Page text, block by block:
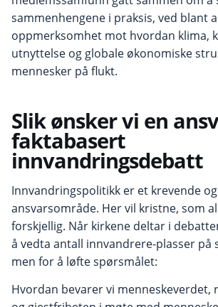
sammenhengene i praksis, ved blant
oppmerksomhet mot hvordan klima,
utnyttelse og globale økonomiske
mennesker på flukt.
Slik ønsker vi en
faktabasert
innvandringsdebatt
Innvandringspolitikk er et krevende
ansvarsområde. Her vil kristne, som
forskjellig. Når kirkene deltar i
å vedta antall innvandrere-plasser på
men for å løfte spørsmålet:
Hvordan bevarer vi menneskeverdet,